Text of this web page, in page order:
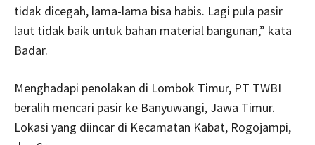
tidak dicegah, lama-lama bisa habis. Lagi pula pasir
laut tidak baik untuk bahan material bangunan,” kata
Badar.
Menghadapi penolakan di Lombok Timur, PT TWBI
beralih mencari pasir ke Banyuwangi, Jawa Timur.
Lokasi yang diincar di Kecamatan Kabat, Rogojampi,